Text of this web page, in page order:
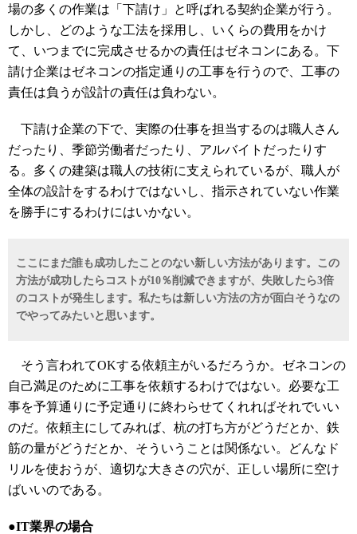
場の多くの作業は「下請け」と呼ばれる契約企業が行う。
しかし、どのような工法を採用し、いくらの費用をかけ
て、いつまでに完成させるかの責任はゼネコンにある。下
請け企業はゼネコンの指定通りの工事を行うので、工事の
責任は負うが設計の責任は負わない。
下請け企業の下で、実際の仕事を担当するのは職人さん
だったり、季節労働者だったり、アルバイトだったりす
る。多くの建築は職人の技術に支えられているが、職人が
全体の設計をするわけではないし、指示されていない作業
を勝手にするわけにはいかない。
ここにまだ誰も成功したことのない新しい方法があります。この
方法が成功したらコストが10％削減できますが、失敗したら3倍
のコストが発生します。私たちは新しい方法の方が面白そうなの
でやってみたいと思います。
そう言われてOKする依頼主がいるだろうか。ゼネコンの
自己満足のために工事を依頼するわけではない。必要な工
事を予算通りに予定通りに終わらせてくれればそれでいい
のだ。依頼主にしてみれば、杭の打ち方がどうだとか、鉄
筋の量がどうだとか、そういうことは関係ない。どんなド
リルを使おうが、適切な大きさの穴が、正しい場所に空け
ばいいのである。
●IT業界の場合